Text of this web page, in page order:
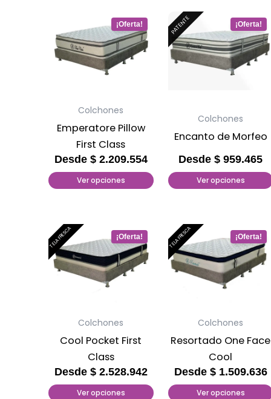
de
producto
de
producto
Colchones
Emperatore Pillow
First Class
Desde $2.209.554
Ver opciones
Este
producto
tiene
múltiples
opciones
se
pueden
elegir
en
de
producto
PATENTE
Colchones
Encanto de Morfeo
Desde$ 959.465
Ver opciones
Este
producto
tiene
múltiples
opciones
se
elegir
en
de
producto
TELA FRESCA
Colchones
Cool Pocket First
Class
Desde $2.528.942
Ver opciones
Este
producto
tiene
múltiples
opciones
se
pueden
elegir
en
TELA FRESCA
Colchones
Resortado One Face
Cool
Desde $1.509.636
Ver opciones
Este
producto
tiene
múltiples
opciones
se
pueden
elegir
en